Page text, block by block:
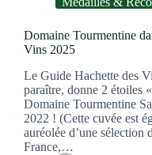
Domaine Tourmentine
Vins 2025
Le Guide Hachette des
paraître, donne 2 étoiles
Domaine Tourmentine
2022 ! (Cette cuvée est
auréolée d’une sélection
France,…